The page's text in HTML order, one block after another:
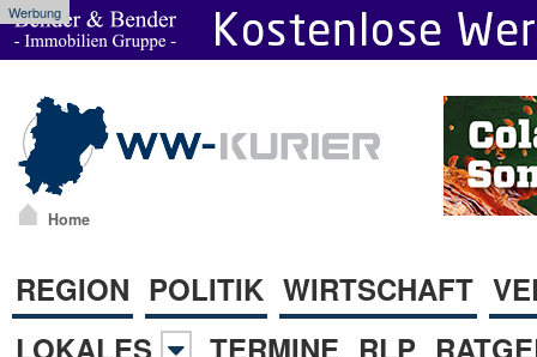
Werbung
Home
REGION POLITIK WIRTSCHAFT
LOKALES
TERMINE RLP